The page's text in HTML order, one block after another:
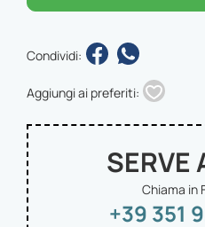
Condividi:
Aggiungi ai preferiti:
SERVE
Chiama in
+39 351